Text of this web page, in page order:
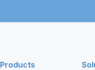
Products